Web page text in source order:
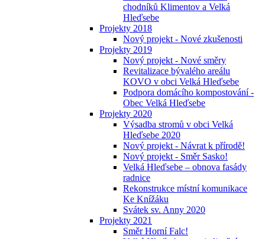
chodníků Klimentov a Velká
Hleďsebe
Projekty 2018
Nový projekt - Nové zkušenosti
Projekty 2019
Nový projekt - Nové směry
Revitalizace bývalého areálu
KOVO v obci Velká Hleďsebe
Podpora domácího kompostování -
Obec Velká Hleďsebe
Projekty 2020
Výsadba stromů v obci Velká
Hleďsebe 2020
Nový projekt - Návrat k přírodě!
Nový projekt - Směr Sasko!
Velká Hleďsebe – obnova fasády
radnice
Rekonstrukce místní komunikace
Ke Knížáku
Svátek sv. Anny 2020
Projekty 2021
Směr Horní Falc!